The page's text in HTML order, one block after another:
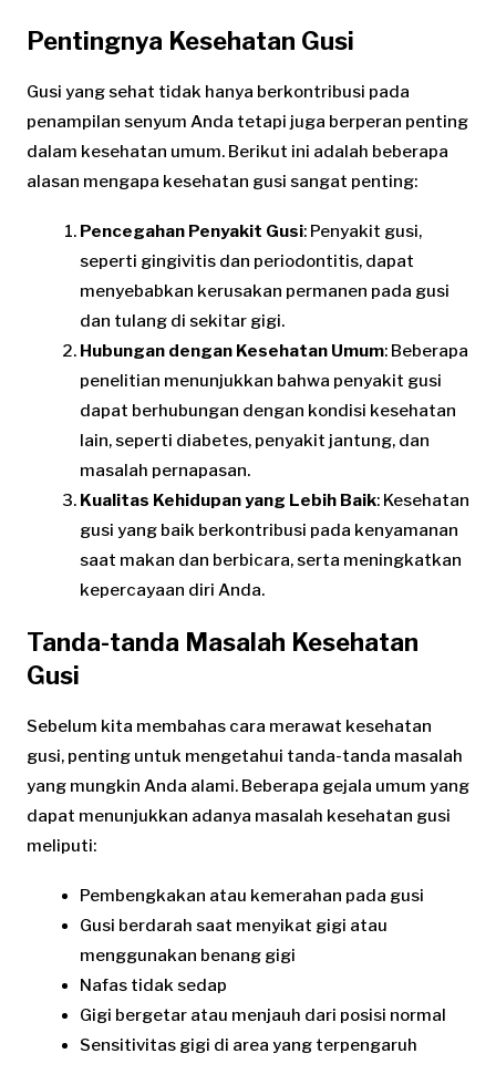
Pentingnya Kesehatan Gusi
Gusi yang sehat tidak hanya berkontribusi pada
penampilan senyum Anda tetapi juga berperan penting
dalam kesehatan umum. Berikut ini adalah beberapa
alasan mengapa kesehatan gusi sangat penting:
Pencegahan Penyakit Gusi: Penyakit gusi,
seperti gingivitis dan periodontitis, dapat
menyebabkan kerusakan permanen pada gusi
dan tulang di sekitar gigi.
Hubungan dengan Kesehatan Umum: Beberapa
penelitian menunjukkan bahwa penyakit gusi
dapat berhubungan dengan kondisi kesehatan
lain, seperti diabetes, penyakit jantung, dan
masalah pernapasan.
Kualitas Kehidupan yang Lebih Baik: Kesehatan
gusi yang baik berkontribusi pada kenyamanan
saat makan dan berbicara, serta meningkatkan
kepercayaan diri Anda.
Tanda-tanda Masalah Kesehatan
Gusi
Sebelum kita membahas cara merawat kesehatan
gusi, penting untuk mengetahui tanda-tanda masalah
yang mungkin Anda alami. Beberapa gejala umum yang
dapat menunjukkan adanya masalah kesehatan gusi
meliputi:
Pembengkakan atau kemerahan pada gusi
Gusi berdarah saat menyikat gigi atau
menggunakan benang gigi
Nafas tidak sedap
Gigi bergetar atau menjauh dari posisi normal
Sensitivitas gigi di area yang terpengaruh